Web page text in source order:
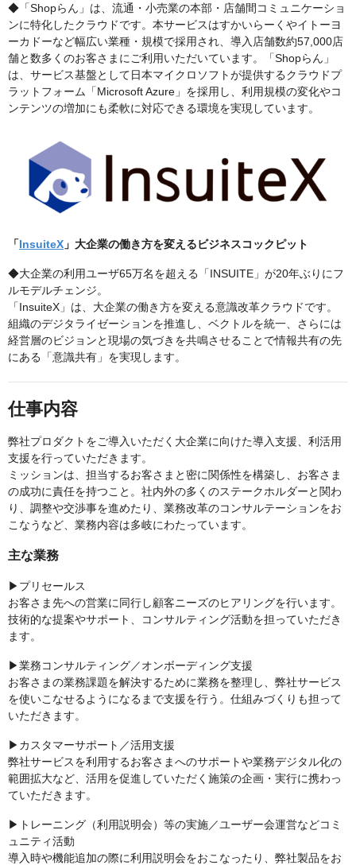
◆「Shopらん」は、流通・小売業の本部・店舗間コミュニケーショ
ンに特化したクラウドです。本サービスはすかいらーくやイトーヨ
ーカドーなど幅広い業種・規模で採用され、導入店舗数約57,000店
舗と数多くのお客さまにご利用いただいています。「Shopらん」
は、サービス基盤として日本マイクロソフトが提供するクラウドプ
ラットフォーム「Microsoft Azure」を採用し、利用規模の変化やコ
ンテンツの増加にも柔軟に対応できる環境を実現しています。
「InsuiteX 」大企業の働き方を変えるビジネスコックピット
◆大企業の利用ユーザ65万名を超える「INSUITE」が20年ぶりにフ
ルモデルチェンジ。
「InsuiteX」は、大企業の働き方を変える意識改革クラウドです。
組織のデジタライゼーションを推進し、ベクトルを統一、さらには
経営層のビジョンと現場の気づきを共鳴させることで情報共有の先
にある「意識共有」を実現します。
仕事内容
弊社プロダクトをご導入いただく大企業に向けた導入支援、利活用
支援を行っていただきます。
ミッションは、担当するお客さまと密に関係性を構築し、お客さま
の成功に責任を持つこと。社内外の多くのステークホルダーと関わ
り、調整や交渉事を進めたり、業務改革のコンサルテーションをお
こなうなど、業務内容は多岐にわたっています。
主な業務
▶プリセールス
お客さま先への営業に同行し顧客ニーズのヒアリングを行います。
技術的な提案やサポート、コンサルティング活動を担っていただき
ます。
▶業務コンサルティング／オンボーディング支援
お客さまの業務課題を解決するために業務を整理し、弊社サービス
を使いこなせるようになるまで支援を行う。仕組みづくりも担って
いただきます。
▶カスタマーサポート／活用支援
弊社サービスを利用するお客さまへのサポートや業務デジタル化の
範囲拡大など、活用を促進していただく施策の企画・実行に携わっ
ていただきます。
▶トレーニング（利用説明会）等の実施／ユーザー会運営などコミ
ュニティ活動
導入時や機能追加の際に利用説明会をおこなったり、弊社製品をお